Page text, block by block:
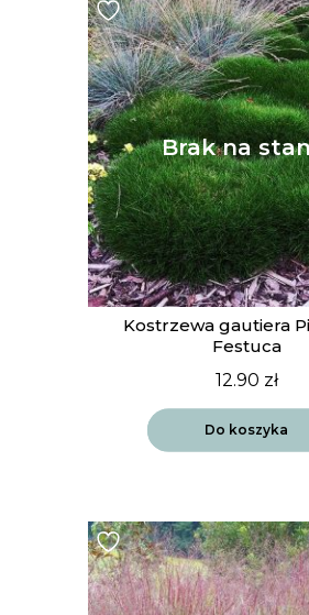
Kostrzewa gautiera
Festuca
12.90 zł
Do koszyka